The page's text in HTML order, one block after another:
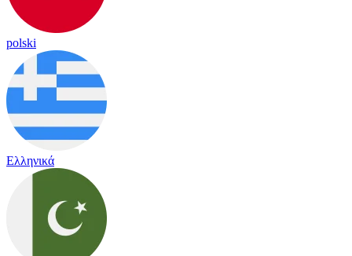
polski
Ελληνικά